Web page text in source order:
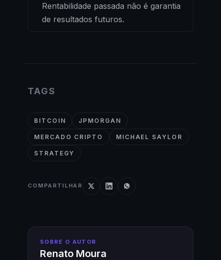
Rentabilidade passada não é garantia
de resultados futuros.
TAGS
BITCOIN JPMORGAN
MERCADO CRIPTO MICHAEL SAYLOR
STRATEGY
COMPARTILHAR
SOBRE O AUTOR
Renato Moura